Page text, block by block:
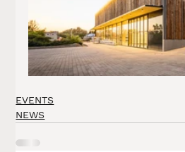
EVENTS
NEWS